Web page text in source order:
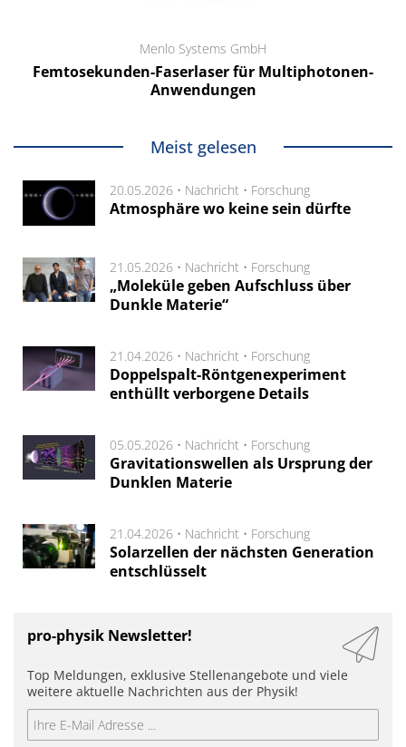
Menlo Systems GmbH
Femtosekunden-Faserlaser für Multiphotonen-
Anwendungen
Meist gelesen
20.05.2026 • Nachricht • Forschung
Atmosphäre wo keine sein dürfte
21.05.2026 • Nachricht • Forschung
„Moleküle geben Aufschluss über
Dunkle Materie“
21.04.2026 • Nachricht • Forschung
Doppelspalt-Röntgenexperiment
enthüllt verborgene Details
05.05.2026 • Nachricht • Forschung
Gravitationswellen als Ursprung der
Dunklen Materie
21.04.2026 • Nachricht • Forschung
Solarzellen der nächsten Generation
entschlüsselt
pro-physik Newsletter!
Top Meldungen, exklusive Stellenangebote und viele
weitere aktuelle Nachrichten aus der Physik!